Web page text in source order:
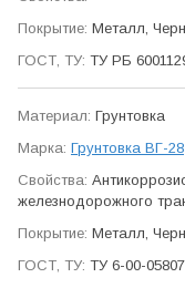
Металл,
ТУ РБ
Грунтовка
Грунтовка ВГ-28
железно­дорожного
Металл,
ТУ 6-00-